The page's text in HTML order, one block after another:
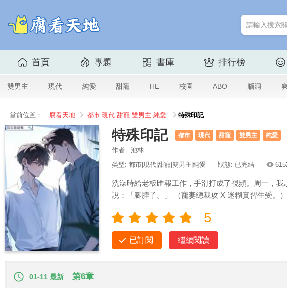
首頁 專題 書庫 排行榜
雙男主 現代 純愛 甜寵 HE 校園 ABO 腦洞
當前位置： 腐看天地 都市 現代 甜寵 雙男主 純愛 特殊印記
特殊印記 都市 現代 甜寵 雙男主 純愛
作者 : 池林
类型: 都市|現代|甜寵|雙男主|純愛 狀態: 已完結
洗澡時給老板匯報工作，手滑打成了視頻。周一，
說：「腳脖子。」 （寵妻總裁攻 X 迷糊實習生受。）
5
已訂閱 繼續閱讀
01-11 最新 第6章